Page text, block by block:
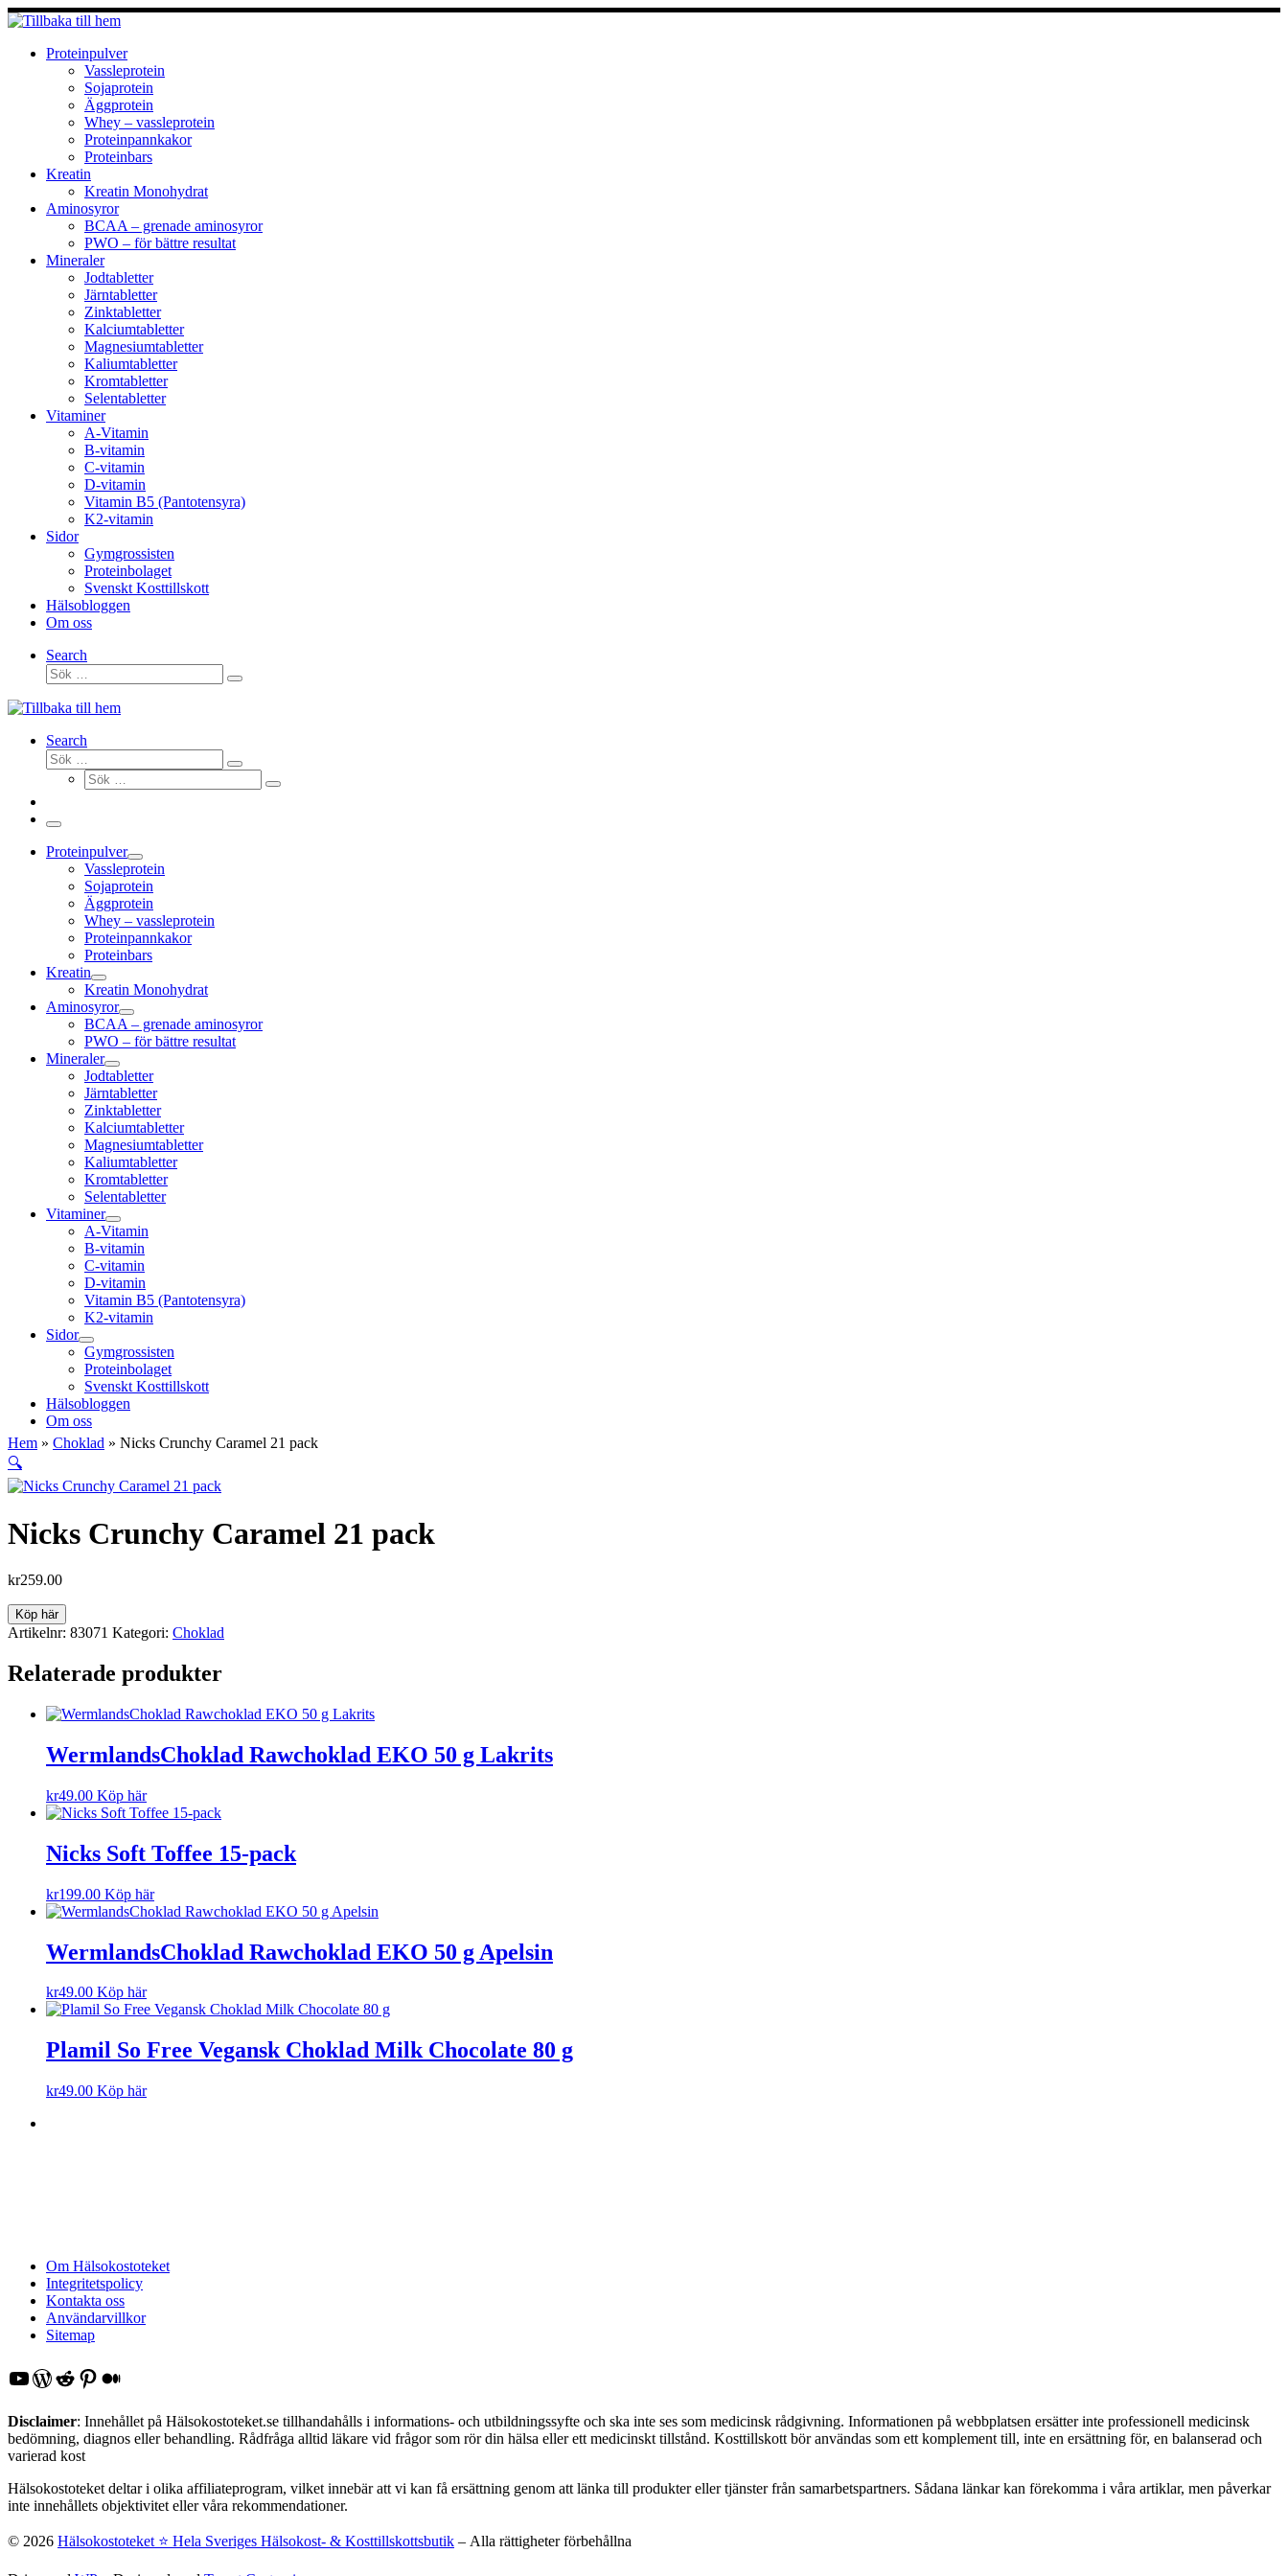
Hoppa
till
innehållProteinpulver
Vassleprotein
Sojaprotein
Äggprotein
Whey – vassleprotein
Proteinpannkakor
Proteinbars
Kreatin
Kreatin Monohydrat
Aminosyror
BCAA – grenade aminosyror
PWO – för bättre resultat
Mineraler
Jodtabletter
Järntabletter
Zinktabletter
Kalciumtabletter
Magnesiumtabletter
Kaliumtabletter
Kromtabletter
Selentabletter
Vitaminer
A-Vitamin
B-vitamin
C-vitamin
D-vitamin
Vitamin B5 (Pantotensyra)
K2-vitamin
Sidor
Gymgrossisten
Proteinbolaget
Svenskt Kosttillskott
Hälsobloggen
Om oss
Search
Sök
Sök
Search
Sök
Sök
Sök
Sök
Meny
Proteinpulver
Vassleprotein
Sojaprotein
Äggprotein
Whey – vassleprotein
Proteinpannkakor
Proteinbars
Kreatin
Kreatin Monohydrat
Aminosyror
BCAA – grenade aminosyror
PWO – för bättre resultat
Mineraler
Jodtabletter
Järntabletter
Zinktabletter
Kalciumtabletter
Magnesiumtabletter
Kaliumtabletter
Kromtabletter
Selentabletter
Vitaminer
A-Vitamin
B-vitamin
C-vitamin
D-vitamin
Vitamin B5 (Pantotensyra)
K2-vitamin
Sidor
Gymgrossisten
Proteinbolaget
Svenskt Kosttillskott
Hälsobloggen
Om oss
Hem » Choklad » Nicks Crunchy Caramel 21 pack
🔍
Nicks Crunchy Caramel 21 pack
kr259.00
Köp här
Artikelnr: 83071 Kategori: Choklad
Relaterade produkter
WermlandsChoklad Rawchoklad EKO 50 g Lakrits
kr49.00 Köp här
Nicks Soft Toffee 15-pack
kr199.00 Köp här
WermlandsChoklad Rawchoklad EKO 50 g Apelsin
kr49.00 Köp här
Plamil So Free Vegansk Choklad Milk Chocolate 80 g
kr49.00 Köp här
Om Hälsokostoteket
Integritetspolicy
Kontakta oss
Användarvillkor
Sitemap
YouTube
WordPress
Reddit
Pinterest
Medium
Disclaimer: Innehållet på Hälsokostoteket.se tillhandahålls i informations- och utbildningssyfte och ska inte ses som medicinsk rådgivning. Informationen på webbplatsen ersätter inte professionell medicinsk
bedömning, diagnos eller behandling. Rådfråga alltid läkare vid frågor som rör din hälsa eller ett medicinskt tillstånd. Kosttillskott bör användas som ett komplement till, inte en ersättning för, en balanserad och
varierad kost
Hälsokostoteket deltar i olika affiliateprogram, vilket innebär att vi kan få ersättning genom att länka till produkter eller tjänster från samarbetspartners. Sådana länkar kan förekomma i våra artiklar, men påverkar
inte innehållets objektivitet eller våra rekommendationer.
© 2026 Hälsokostoteket ⭐️ Hela Sveriges Hälsokost- & Kosttillskottsbutik – Alla rättigheter förbehållna